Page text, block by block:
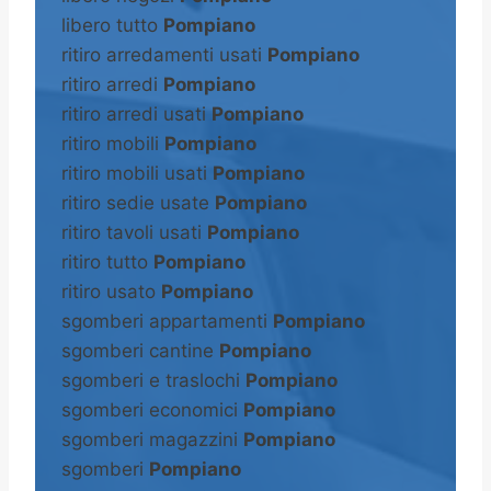
libero tutto Pompiano
ritiro arredamenti usati Pompiano
ritiro arredi Pompiano
ritiro arredi usati Pompiano
ritiro mobili Pompiano
ritiro mobili usati Pompiano
ritiro sedie usate Pompiano
ritiro tavoli usati Pompiano
ritiro tutto Pompiano
ritiro usato Pompiano
sgomberi appartamenti Pompiano
sgomberi cantine Pompiano
sgomberi e traslochi Pompiano
sgomberi economici Pompiano
sgomberi magazzini Pompiano
sgomberi Pompiano